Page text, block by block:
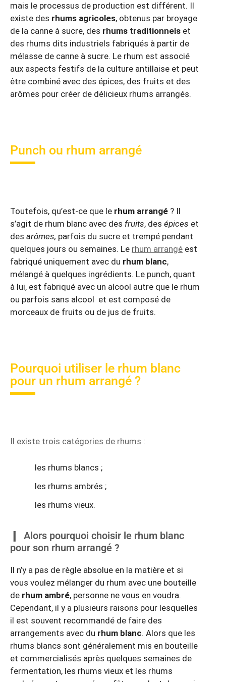
mais le processus de production est différent. Il
existe des rhums agricoles, obtenus par broyage
de la canne à sucre, des rhums traditionnels et
des rhums dits industriels fabriqués à partir de
mélasse de canne à sucre. Le rhum est associé
aux aspects festifs de la culture antillaise et peut
être combiné avec des épices, des fruits et des
arômes pour créer de délicieux rhums arrangés.
Punch ou rhum arrangé
Toutefois, qu’est-ce que le rhum arrangé ? Il
s’agit de rhum blanc avec des fruits, des épices et
des arômes, parfois du sucre et trempé pendant
quelques jours ou semaines. Le rhum arrangé est
fabriqué uniquement avec du rhum blanc,
mélangé à quelques ingrédients. Le punch, quant
à lui, est fabriqué avec un alcool autre que le rhum
ou parfois sans alcool et est composé de
morceaux de fruits ou de jus de fruits.
Pourquoi utiliser le rhum blanc
pour un rhum arrangé ?
Il existe trois catégories de rhums :
les rhums blancs ;
les rhums ambrés ;
les rhums vieux.
Alors pourquoi choisir le rhum blanc
pour son rhum arrangé ?
Il n’y a pas de règle absolue en la matière et si
vous voulez mélanger du rhum avec une bouteille
de rhum ambré, personne ne vous en voudra.
Cependant, il y a plusieurs raisons pour lesquelles
il est souvent recommandé de faire des
arrangements avec du rhum blanc. Alors que les
rhums blancs sont généralement mis en bouteille
et commercialisés après quelques semaines de
fermentation, les rhums vieux et les rhums